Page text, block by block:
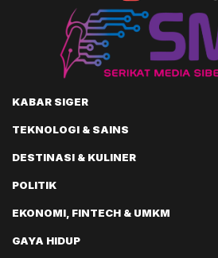
KABAR SIGER
TEKNOLOGI & SAINS
DESTINASI & KULINER
POLITIK
EKONOMI, FINTECH & UMKM
GAYA HIDUP